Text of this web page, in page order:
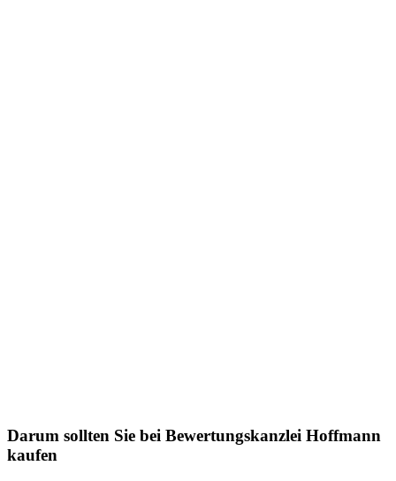
Darum sollten Sie bei Bewertungskanzlei Hoffmann
kaufen